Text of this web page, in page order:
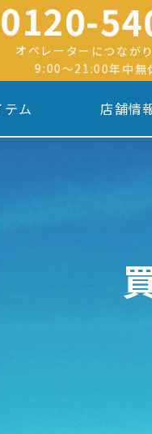
0120-
オペレーターにつなが
9:00〜21:00年中無
テム 店舗情